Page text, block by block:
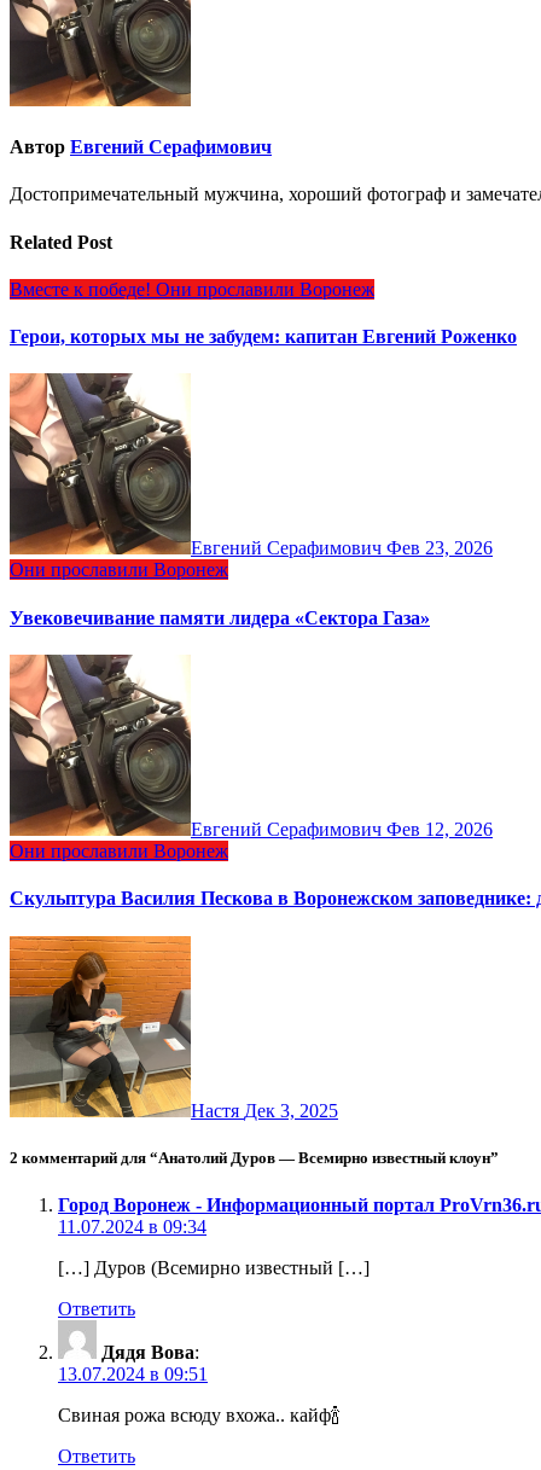
Автор Евгений Серафимович
Достопримечательный мужчина, хороший фотограф и
Related Post
Вместе к победе! Они прославили Воронеж
Герои, которых мы не забудем: капитан Евгений Роженко
Евгений Серафимович Фев 23, 2026
Они прославили Воронеж
Увековечивание памяти лидера «Сектора Газа»
Евгений Серафимович Фев 12, 2026
Они прославили Воронеж
Скульптура Василия Пескова в Воронежском заповеднике:
Настя Дек 3, 2025
2 комментарий для “Анатолий Дуров — Всемирно известный клоун”
Город Воронеж - Информационный портал
11.07.2024 в 09:34
[…] Дуров (Всемирно известный […]
Ответить
Дядя Вова:
13.07.2024 в 09:51
Свиная рожа всюду вхожа.. кайф🍾
Ответить